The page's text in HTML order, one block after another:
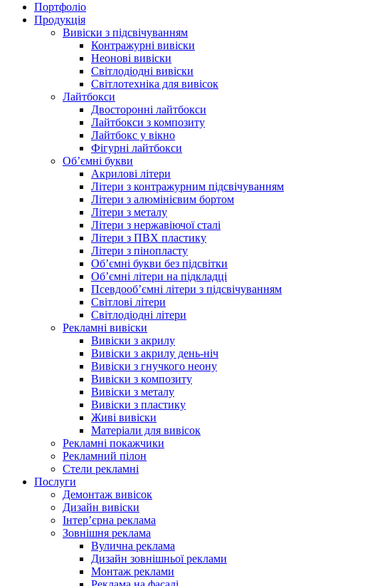
Портфоліо
Продукція
Вивіски з підсвічуванням
Контражурні вивіски
Неонові вивіски
Світлодіодні вивіски
Світлотехніка для вивісок
Лайтбокси
Двосторонні лайтбокси
Лайтбокси з композиту
Лайтбокс у вікно
Фігурні лайтбокси
Об’ємні букви
Акрилові літери
Літери з контражурним підсвічуванням
Літери з алюмінієвим бортом
Літери з металу
Літери з нержавіючої сталі
Літери з ПВХ пластику
Літери з пінопласту
Об’ємні букви без підсвітки
Об’ємні літери на підкладці
Псевдооб’ємні літери з підсвічуванням
Світлові літери
Світлодіодні літери
Рекламні вивіски
Вивіски з акрилу
Вивіски з акрилу день-ніч
Вивіски з гнучкого неону
Вивіски з композиту
Вивіски з металу
Вивіски з пластику
Живі вивіски
Матеріали для вивісок
Рекламні покажчики
Рекламний пілон
Стели рекламні
Послуги
Демонтаж вивісок
Дизайн вивіски
Інтер’єрна реклама
Зовнішня реклама
Вулична реклама
Дизайн зовнішньої реклами
Монтаж реклами